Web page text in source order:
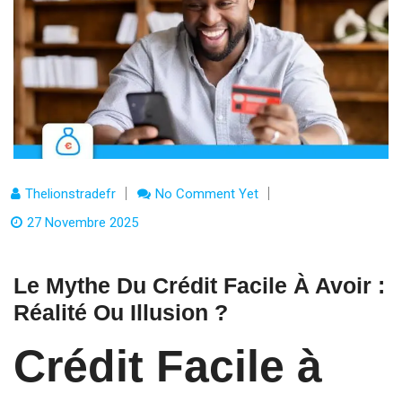
Thelionstradefr
No Comment Yet
27 Novembre 2025
Le Mythe Du Crédit Facile À Avoir :
Réalité Ou Illusion ?
Crédit Facile à